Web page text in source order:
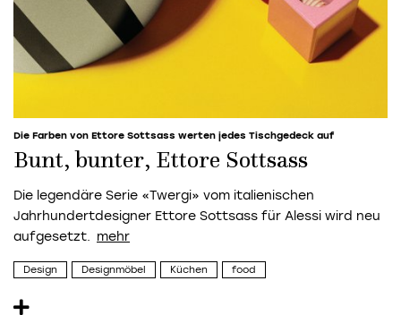
Die Farben von Ettore Sottsass werten jedes Tischgedeck auf
Bunt, bunter, Ettore Sottsass
Die legendäre Serie «Twergi» vom italienischen
Jahrhundertdesigner Ettore Sottsass für Alessi wird neu
aufgesetzt.
Design Designmöbel Küchen food